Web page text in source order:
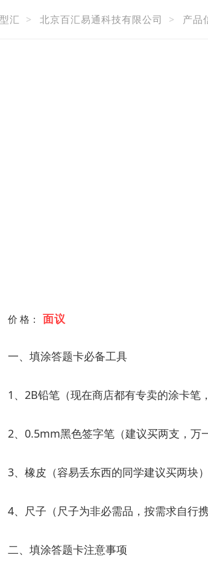
汇 > 北京百汇易通科技有限公司 > 产品
价 格： 面议
一、填涂答题卡必备工具
1、2B铅笔（现在商店都有专卖的涂卡笔
2、0.5mm黑色签字笔（建议买两支，万
3、橡皮（容易丢东西的同学建议买两块）
4、尺子（尺子为非必需品，按需求自行携
二、填涂答题卡注意事项